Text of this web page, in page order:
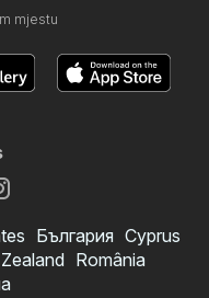
mjestu
България Cyprus
România